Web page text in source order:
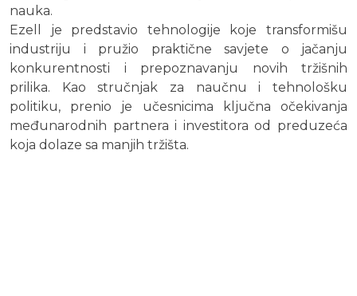
nauka.
Ezell je predstavio tehnologije koje transformišu
industriju i pružio praktične savjete o jačanju
konkurentnosti i prepoznavanju novih tržišnih
prilika. Kao stručnjak za naučnu i tehnološku
politiku, prenio je učesnicima ključna očekivanja
međunarodnih partnera i investitora od preduzeća
koja dolaze sa manjih tržišta.